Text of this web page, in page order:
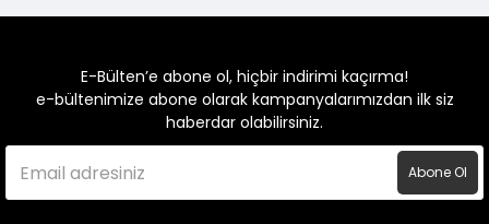
E-Bülten’e abone ol, hiçbir indirimi kaçırma!
e-bültenimize abone olarak kampanyalarımızdan ilk siz
haberdar olabilirsiniz.
Abone Ol